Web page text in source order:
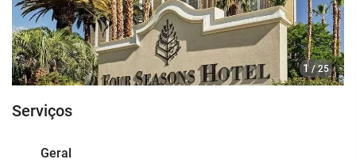
1 / 25
Serviços
Geral